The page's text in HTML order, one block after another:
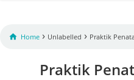
 Home › Unlabelled › Praktik
Praktik